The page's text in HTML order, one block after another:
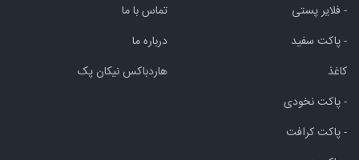
- فلایر پستی
- پاکت سفید
کاغذ
- پاکت نخودی
- پاکت کرافت
تماس با ما
درباره ما
هاردباکس نیکان پک